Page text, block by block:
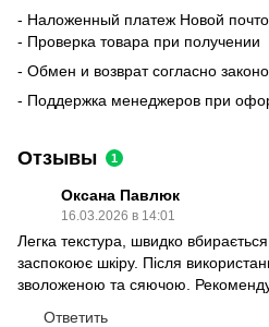
- Наложенный платеж Новой
- Проверка товара при получении
- Обмен и возврат согласно
- Поддержка менеджеров при
Отзывы 1
Оксана Павлюк
16.03.2026 в 14:01
Легка текстура, швидко
заспокоює шкіру. Після
зволоженою та сяючою.
Ответить